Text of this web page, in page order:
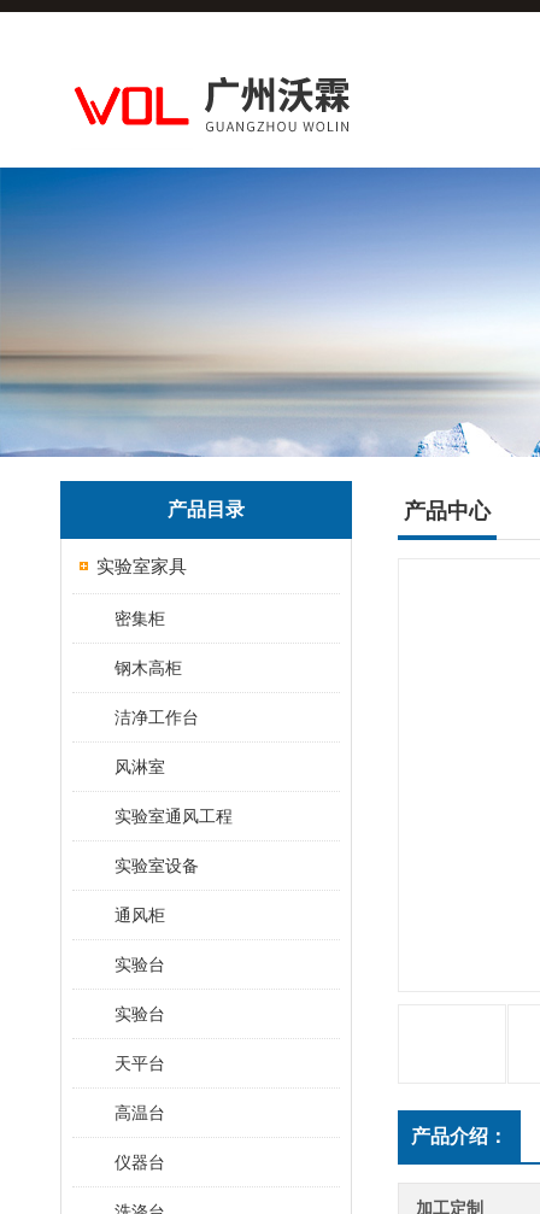
产品目录
实验室家具
密集柜
钢木高柜
洁净工作台
风淋室
实验室通风工程
实验室设备
通风柜
实验台
实验台
天平台
高温台
仪器台
产品中心
产品介绍：
加工定制